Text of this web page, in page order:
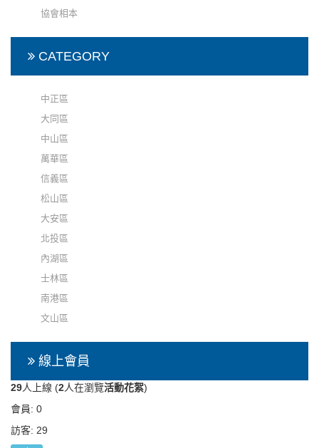
協會相本
CATEGORY
中正區
大同區
中山區
萬華區
信義區
松山區
大安區
北投區
內湖區
士林區
南港區
文山區
線上會員
29人上線 (2人在瀏覽活動花絮)
會員: 0
訪客: 29